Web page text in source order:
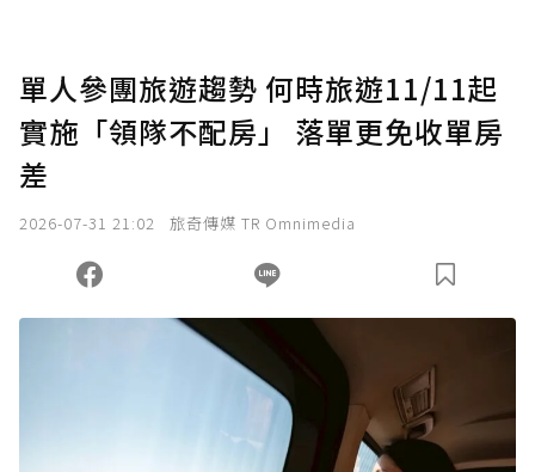
確認送出
您當前剩餘 U 利點數：0點；前往 購買點數
單人參團旅遊趨勢 何時旅遊11/11起
實施「領隊不配房」 落單更免收單房
差
2026-07-31 21:02 旅奇傳媒 TR Omnimedia